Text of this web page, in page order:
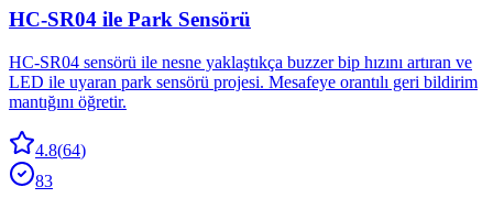
HC-SR04 ile Park Sensörü
HC-SR04 sensörü ile nesne yaklaştıkça buzzer bip hızını artıran ve
LED ile uyaran park sensörü projesi. Mesafeye orantılı geri bildirim
mantığını öğretir.
4.8(64)
83